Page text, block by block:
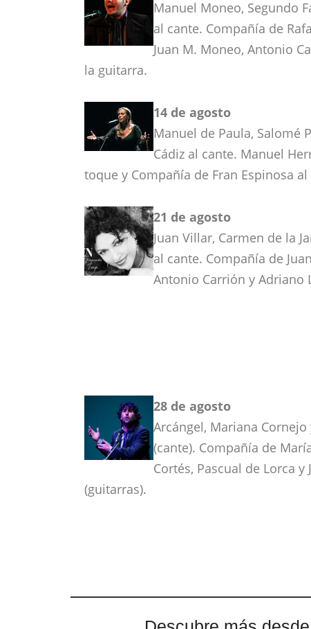
Manuel Moneo, Segundo
al cante. Compañía de
Juan M. Moneo, Antonio
la guitarra.
14 de agosto
Manuel de Paula, Salomé
Cádiz al cante. Manuel
toque y Compañía de Fran Espinosa
21 de agosto
Juan Villar, Carmen de la
al cante. Compañía de
Antonio Carrión y Adriano
28 de agosto
Arcángel, Mariana
(cante). Compañía de
Cortés, Pascual de Lorca y
(guitarras).